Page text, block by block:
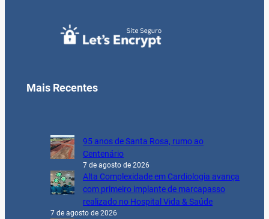
Mais Recentes
95 anos de Santa Rosa, rumo ao
Centenário
7 de agosto de 2026
Alta Complexidade em Cardiologia avança
com primeiro implante de marcapasso
realizado no Hospital Vida & Saúde
7 de agosto de 2026